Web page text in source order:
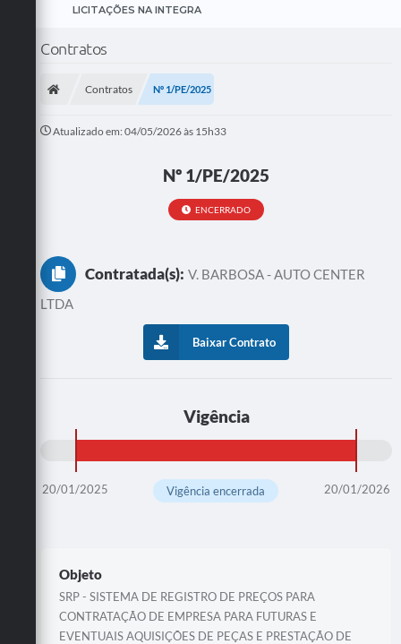
LICITAÇÕES NA INTEGRA
Contratos
Contratos Nº 1/PE/2025
Atualizado em: 04/05/2026 às 15h33
Nº 1/PE/2025
ENCERRADO
Contratada(s): V. BARBOSA - AUTO CENTER
LTDA
Baixar Contrato
Vigência
20/01/2025 20/01/2026
Vigência encerrada
Objeto
SRP - SISTEMA DE REGISTRO DE PREÇOS PARA
CONTRATAÇÃO DE EMPRESA PARA FUTURAS E
EVENTUAIS AQUISIÇÕES DE PEÇAS E PRESTAÇÃO DE